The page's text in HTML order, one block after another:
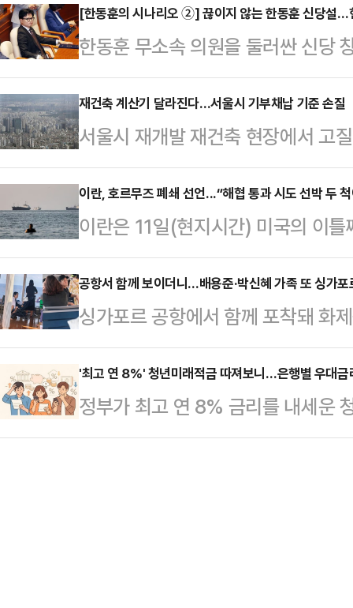
[한동훈의 시나리오 ②] 끊이지 않는 한동훈 신당설…
한동훈 무소속 의원을 둘러싼 신당
부산 북갑 보궐선거에서 당선되며
체급이 커졌지만, 국민의힘 복당 문
서, 독자 노선 가능성이 함께 제기
훈)계, 정치평론가들의 분석을 종
선택지라기보다 복당 교착 상황에
이 우세하다.한 의원은 지난 지방선
시 부산 북갑 보선에서…
재건축 계산기 달라진다…서울시 기부채납 기준 손질
서울시 재개발 재건축 현장에서 고
부채납 방식에 따른 용적률 혜택 차
주거지역 공공시설물의 용도지역
면 서울시는 지난 5일 ‘공공시설 등
일부 개정했다. 해당 개정안은 서울
에 즉시 적용된다.이번 기준 개정으
티브 기준이 구체화됐다. 상한용적
시설 등을 기부채납해 최종적…
이란, 호르무즈 폐쇄 선언...“해협 통과 시도 선박 두
이란은 11일(현지시간) 미국의 이
히 폐쇄한다고 선언했다. 해협 통과
피격된 것으로 알려졌다.로이터통
탐 알안비야 중앙군사본부는 이날
유조선과 상선을 포함한 모든 선박
“해협 통과를 시도하는 모든 선박
제 이날 호르무즈 해협 통과를 시도
뤄졌다. 이란 반체제 매…
공항서 함께 보이더니…배용준·박신혜 가족 또 싱가포
싱가포르 공항에서 함께 포착돼 화
·최태원 부부가 다시 목격돼 눈길
아시아원에 따르면 두 가족은 디즈
졌다.사회관계망서비스(SNS)에
일 크루즈에 탑승해 함께 시간을 보
'최고 연 8%' 청년미래적금 따져보니…은행별 우대금
정부가 최고 연 8% 금리를 내세운
행별 우대금리 조건이 달라 가입 전